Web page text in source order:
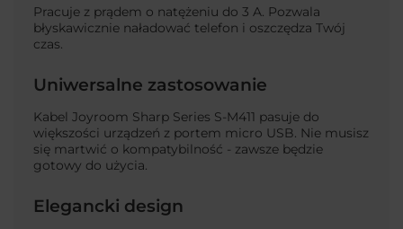
Pracuje z prądem o natężeniu do 3 A. Pozwala
błyskawicznie naładować telefon i oszczędza Twój
czas.
Uniwersalne zastosowanie
Kabel Joyroom Sharp Series S-M411 pasuje do
większości urządzeń z portem micro USB. Nie musisz
się martwić o kompatybilność - zawsze będzie
gotowy do użycia.
Elegancki design